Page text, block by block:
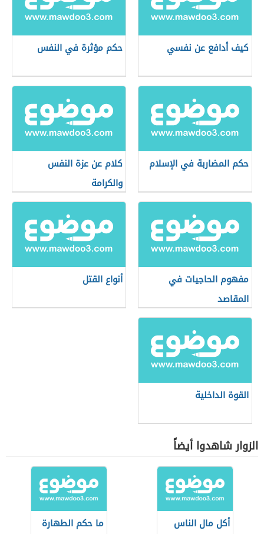
كيف أدافع عن نفسي حكم مؤثرة في النفس
حكم المضاربة في الإسلام
كلام عن عزة النفس
والكرامة
مفهوم الحاجيات في
المقاصد
أنواع القتل
القوة الداخلية
الزوار شاهدوا أيضاً
أكل مال الناس
ما حكم الطهارة